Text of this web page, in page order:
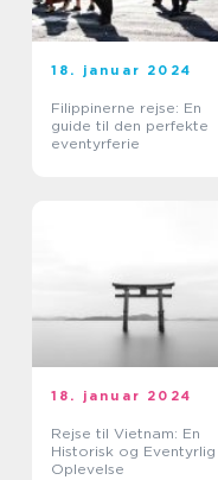
18. januar 2024
Filippinerne rejse: En
guide til den perfekte
eventyrferie
18. januar 2024
Rejse til Vietnam: En
Historisk og Eventyrlig
Oplevelse